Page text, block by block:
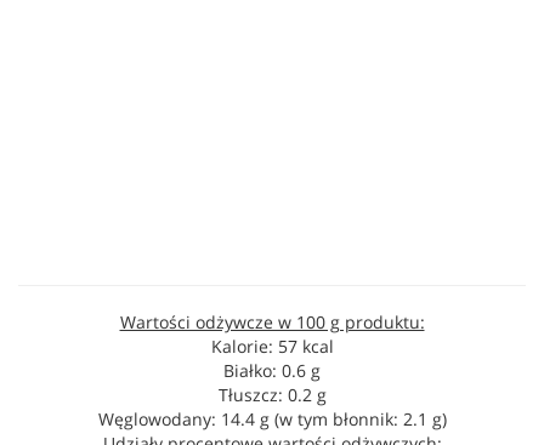
Wartości odżywcze w 100 g produktu:
Kalorie: 57 kcal
Białko: 0.6 g
Tłuszcz: 0.2 g
Węglowodany: 14.4 g (w tym błonnik: 2.1 g)